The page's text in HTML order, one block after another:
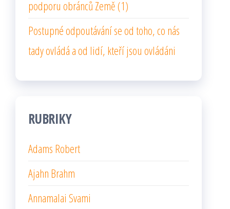
podporu obránců Země (1)
Postupné odpoutávání se od toho, co nás
tady ovládá a od lidí, kteří jsou ovládáni
RUBRIKY
Adams Robert
Ajahn Brahm
Annamalai Svami